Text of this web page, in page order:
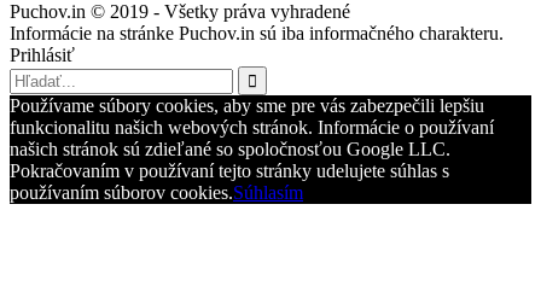
Puchov.in © 2019 - Všetky práva vyhradené
Informácie na stránke Puchov.in sú iba informačného charakteru.
Prihlásiť
Používame súbory cookies, aby sme pre vás zabezpečili lepšiu
funkcionalitu našich webových stránok. Informácie o používaní
našich stránok sú zdieľané so spoločnosťou Google LLC.
Pokračovaním v používaní tejto stránky udelujete súhlas s
používaním súborov cookies.Súhlasím